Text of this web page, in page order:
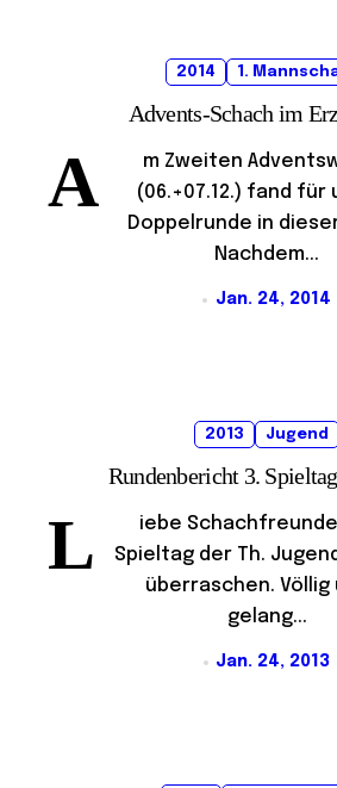
2014 1.
Advents-Schach im
A
m Zweiten
(06.+07.12.) fand
Doppelrunde in
Nachdem...
Jan. 24, 2014
2013 Jugend
Rundenbericht 3.
L
iebe
Spieltag der Th.
überraschen.
gelang...
Jan. 24, 2013